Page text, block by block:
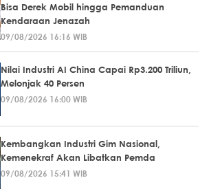
Bisa Derek Mobil hingga Pemanduan
Kendaraan Jenazah
09/08/2026 16:16 WIB
Nilai Industri AI China Capai Rp3.200 Triliun,
Melonjak 40 Persen
09/08/2026 16:00 WIB
Kembangkan Industri Gim Nasional,
Kemenekraf Akan Libatkan Pemda
09/08/2026 15:41 WIB